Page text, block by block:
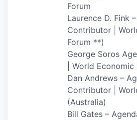
Forum
Laurence D. Fink
Contributor |
Forum **)
George Soros
| World Economic
Dan Andrews –
Contributor |
(Australia)
Bill Gates –